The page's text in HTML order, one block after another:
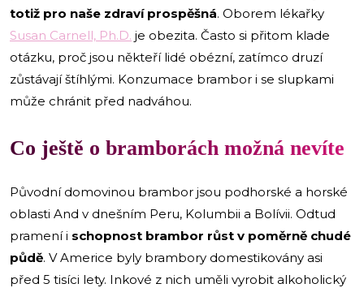
totiž pro naše zdraví prospěšná. Oborem lékařky
Susan Carnell, Ph.D. je obezita. Často si přitom klade
otázku, proč jsou někteří lidé obézní, zatímco druzí
zůstávají štíhlými. Konzumace brambor i se slupkami
může chránit před nadváhou.
Co ještě o bramborách možná nevíte
Původní domovinou brambor jsou podhorské a horské
oblasti And v dnešním Peru, Kolumbii a Bolívii. Odtud
pramení i schopnost brambor růst v poměrně chudé
půdě. V Americe byly brambory domestikovány asi
před 5 tisíci lety. Inkové z nich uměli vyrobit alkoholický